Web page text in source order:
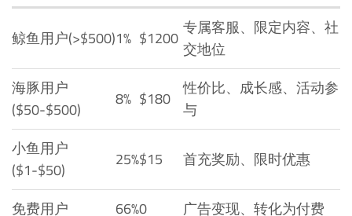
鲸鱼用户(>$500)1% $1200
专属客服、限定内容、社
交地位
海豚用户
($50-$500)
8% $180
性价比、成长感、活动参
与
小鱼用户
($1-$50)
25%$15 首充奖励、限时优惠
免费用户 66%0 广告变现、转化为付费